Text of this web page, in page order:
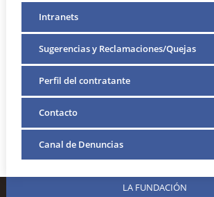
Intranets
Sugerencias y Reclamaciones/Quejas
Perfil del contratante
Contacto
Canal de Denuncias
LA FUNDACIÓN